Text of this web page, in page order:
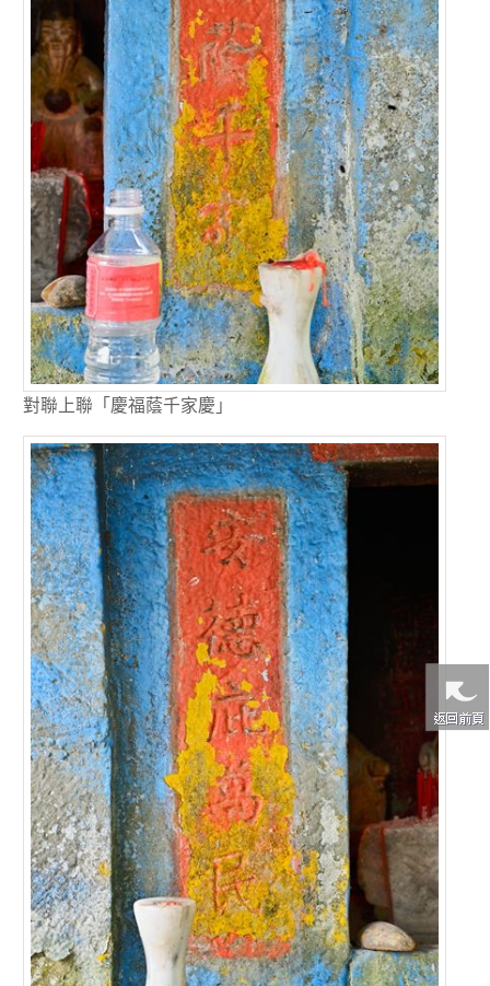
對聯上聯「慶福蔭千家慶」